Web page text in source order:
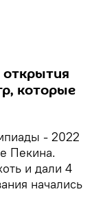
которые
- 2022
Пекина.
и дали 4
начались